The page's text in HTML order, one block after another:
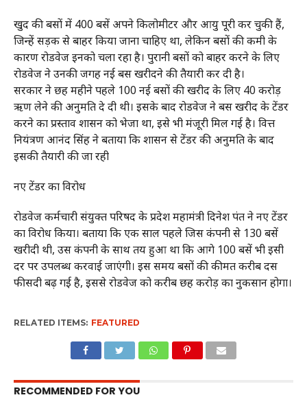
खुद की बसों में 400 बसें अपने किलोमीटर और आयु पूरी कर चुकी हैं,
जिन्हें सड़क से बाहर किया जाना चाहिए था, लेकिन बसों की कमी के
कारण रोडवेज इनको चला रहा है। पुरानी बसों को बाहर करने के लिए
रोडवेज ने उनकी जगह नई बस खरीदने की तैयारी कर दी है।
सरकार ने छह महीने पहले 100 नई बसों की खरीद के लिए 40 करोड़
ऋण लेने की अनुमति दे दी थी। इसके बाद रोडवेज ने बस खरीद के टेंडर
करने का प्रस्ताव शासन को भेजा था, इसे भी मंजूरी मिल गई है। वित्त
नियंत्रण आनंद सिंह ने बताया कि शासन से टेंडर की अनुमति के बाद
इसकी तैयारी की जा रही
नए टेंडर का विरोध
रोडवेज कर्मचारी संयुक्त परिषद के प्रदेश महामंत्री दिनेश पंत ने नए टेंडर
का विरोध किया। बताया कि एक साल पहले जिस कंपनी से 130 बसें
खरीदी थी, उस कंपनी के साथ तय हुआ था कि आगे 100 बसें भी इसी
दर पर उपलब्ध करवाई जाएंगी। इस समय बसों की कीमत करीब दस
फीसदी बढ़ गई है, इससे रोडवेज को करीब छह करोड़ का नुकसान होगा।
RELATED ITEMS: FEATURED
RECOMMENDED FOR YOU